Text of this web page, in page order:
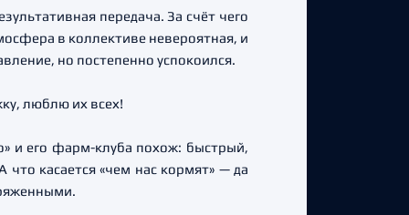
передача. За счёт чего
в коллективе невероятная, и
но постепенно успокоился.
люблю их всех!
и его фарм-клуба похож: быстрый,
касается «чем нас кормят» — да